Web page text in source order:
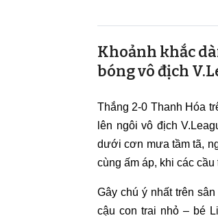
Khoảnh khắc
bóng vô địch
Thắng 2-0 Thanh Hóa
lên ngôi vô địch
dưới cơn mưa tầm tã,
cùng ấm áp, khi các
Gây chú ý nhất trên
cậu con trai nhỏ – bé